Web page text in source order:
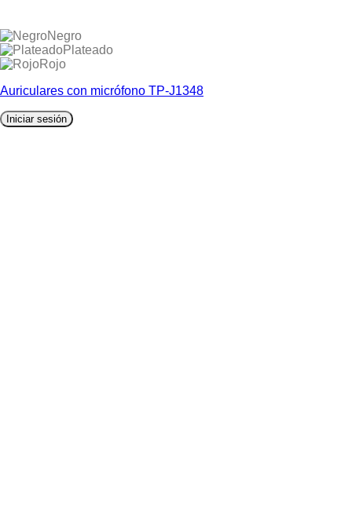
Negro
Plateado
Rojo
Auriculares con micrófono TP-J1348
Iniciar sesión